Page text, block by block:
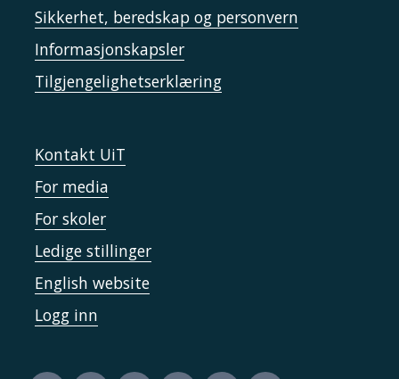
Sikkerhet, beredskap og personvern
Informasjonskapsler
Tilgjengelighetserklæring
Kontakt UiT
For media
For skoler
Ledige stillinger
English website
Logg inn